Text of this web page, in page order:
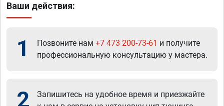
Ваши действия:
1 Позвоните нам +7 473 200-73-61 и получите
профессиональную консультацию у мастера.
2
Запишитесь на удобное время и приезжайте